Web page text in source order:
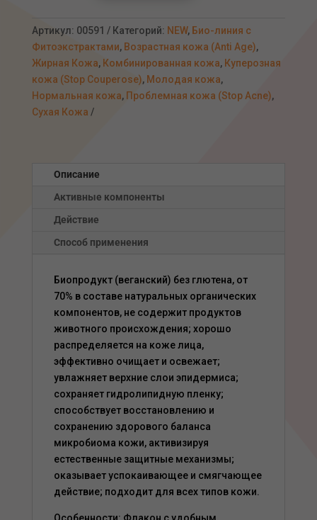
с
фитоэкстрактами,
250мл
Артикул: 00591 Категорий: NEW, Био-линия с
Фитоэкстрактами, Возрастная кожа (Anti Age),
Жирная Кожа, Комбинированная кожа, Куперозная
кожа (Stop Couperose), Молодая кожа,
Нормальная кожа, Проблемная кожа (Stop Acne),
Сухая Кожа
Описание
Активные компоненты
Действие
Способ применения
Биопродукт (веганский) без глютена, от
70% в составе натуральных органических
компонентов, не содержит продуктов
животного происхождения; хорошо
распределяется на коже лица,
эффективно очищает и освежает;
увлажняет верхние слои эпидермиса;
сохраняет гидролипидную пленку;
способствует восстановлению и
сохранению здорового баланса
микробиома кожи, активизируя
естественные защитные механизмы;
оказывает успокаивающее и смягчающее
действие; подходит для всех типов кожи.